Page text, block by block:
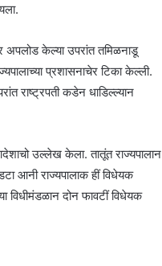
अपलोड केल्या उपरांत तमिळनाडू
प्रशासनाचेर टिका केल्ली.
राष्ट्रपती कडेन धाडिल्ल्यान
उल्लेख केला. तातूंत राज्यपालान
आनी राज्यपालाक हीं विधेयक
विधीमंडळान दोन फावटीं विधेयक